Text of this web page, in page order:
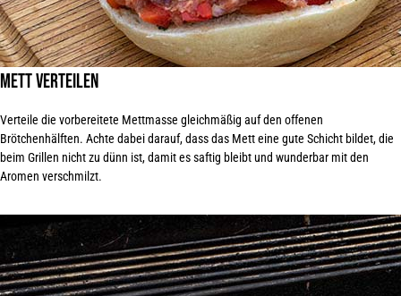
Mett verteilen
Verteile die vorbereitete Mettmasse gleichmäßig auf den offenen
Brötchenhälften. Achte dabei darauf, dass das Mett eine gute Schicht bildet, die
beim Grillen nicht zu dünn ist, damit es saftig bleibt und wunderbar mit den
Aromen verschmilzt.